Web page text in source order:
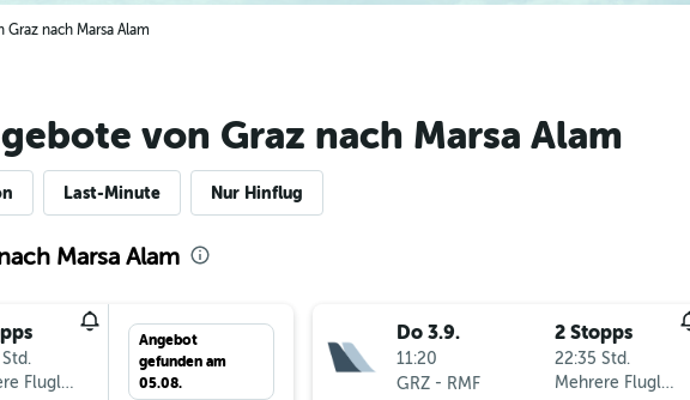
Graz nach Marsa Alam
von Graz nach Marsa Alam
Last-Minute Nur Hinflug
Marsa Alam
Fluglinien
Angebot
gefunden am
05.08.
Do 3.9.
11:20
GRZ- RMF
2 Stopps
22:35 Std.
Mehrere Fluglinien